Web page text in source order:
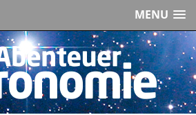
MENU